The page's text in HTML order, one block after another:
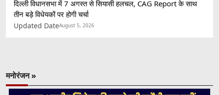
दिल्ली विधानसभा में 7 अगस्त से सियासी हलचल, CAG Report के साथ
तीन बड़े विधेयकों पर होगी चर्चा
Updated DateAugust 5, 2026
मनोरंजन »